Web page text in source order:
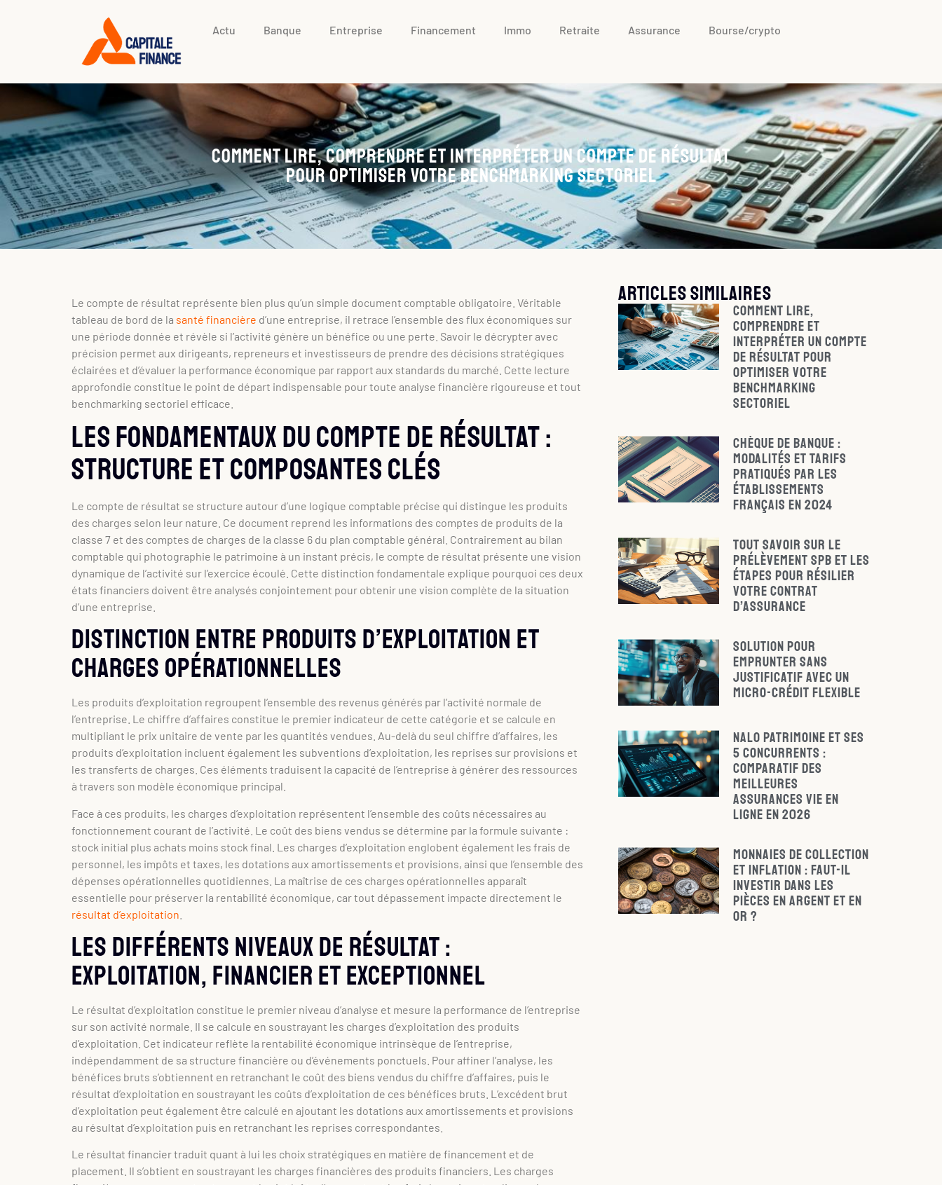
Actu Banque Entreprise Financement Immo Retraite Assurance Bourse/crypto
Comment lire, comprendre et interpréter un compte de résultat
pour optimiser votre benchmarking sectoriel
Le compte de résultat représente bien plus qu’un simple document comptable obligatoire. Véritable
tableau de bord de la santé financière d’une entreprise, il retrace l’ensemble des flux économiques sur
une période donnée et révèle si l’activité génère un bénéfice ou une perte. Savoir le décrypter avec
précision permet aux dirigeants, repreneurs et investisseurs de prendre des décisions stratégiques
éclairées et d’évaluer la performance économique par rapport aux standards du marché. Cette lecture
approfondie constitue le point de départ indispensable pour toute analyse financière rigoureuse et tout
benchmarking sectoriel efficace.
Les fondamentaux du compte de résultat :
structure et composantes clés
Le compte de résultat se structure autour d’une logique comptable précise qui distingue les produits
des charges selon leur nature. Ce document reprend les informations des comptes de produits de la
classe 7 et des comptes de charges de la classe 6 du plan comptable général. Contrairement au bilan
comptable qui photographie le patrimoine à un instant précis, le compte de résultat présente une vision
dynamique de l’activité sur l’exercice écoulé. Cette distinction fondamentale explique pourquoi ces deux
états financiers doivent être analysés conjointement pour obtenir une vision complète de la situation
d’une entreprise.
Distinction entre produits d’exploitation et
charges opérationnelles
Les produits d’exploitation regroupent l’ensemble des revenus générés par l’activité normale de
l’entreprise. Le chiffre d’affaires constitue le premier indicateur de cette catégorie et se calcule en
multipliant le prix unitaire de vente par les quantités vendues. Au-delà du seul chiffre d’affaires, les
produits d’exploitation incluent également les subventions d’exploitation, les reprises sur provisions et
les transferts de charges. Ces éléments traduisent la capacité de l’entreprise à générer des ressources
à travers son modèle économique principal.
Face à ces produits, les charges d’exploitation représentent l’ensemble des coûts nécessaires au
fonctionnement courant de l’activité. Le coût des biens vendus se détermine par la formule suivante :
stock initial plus achats moins stock final. Les charges d’exploitation englobent également les frais de
personnel, les impôts et taxes, les dotations aux amortissements et provisions, ainsi que l’ensemble des
dépenses opérationnelles quotidiennes. La maîtrise de ces charges opérationnelles apparaît
essentielle pour préserver la rentabilité économique, car tout dépassement impacte directement le
résultat d’exploitation
Les différents niveaux de résultat :
exploitation, financier et exceptionnel
Le résultat d’exploitation constitue le premier niveau d’analyse et mesure la performance de l’entreprise
sur son activité normale. Il se calcule en soustrayant les charges d’exploitation des produits
d’exploitation. Cet indicateur reflète la rentabilité économique intrinsèque de l’entreprise,
indépendamment de sa structure financière ou d’événements ponctuels. Pour affiner l’analyse, les
bénéfices bruts s’obtiennent en retranchant le coût des biens vendus du chiffre d’affaires, puis le
résultat d’exploitation en soustrayant les coûts d’exploitation de ces bénéfices bruts. L’excédent brut
d’exploitation peut également être calculé en ajoutant les dotations aux amortissements et provisions
au résultat d’exploitation puis en retranchant les reprises correspondantes.
Le résultat financier traduit quant à lui les choix stratégiques en matière de financement et de
placement. Il s’obtient en soustrayant les charges financières des produits financiers. Les charges
Articles similaires
Comment lire,
comprendre et
interpréter un compte
de résultat pour
optimiser votre
benchmarking
sectoriel
Chèque de banque :
modalités et tarifs
pratiqués par les
établissements
français en 2024
Tout savoir sur le
prélèvement SPB et les
étapes pour résilier
votre contrat
d’assurance
Solution pour
emprunter sans
justificatif avec un
micro-crédit flexible
Nalo Patrimoine et ses
5 concurrents :
Comparatif des
meilleures
assurances vie en
ligne en 2026
Monnaies de collection
et inflation : faut-il
investir dans les
pièces en argent et en
or ?